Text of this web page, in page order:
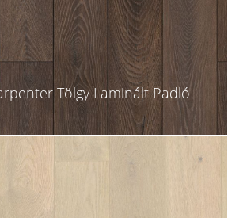
Tölgy Laminált Padló